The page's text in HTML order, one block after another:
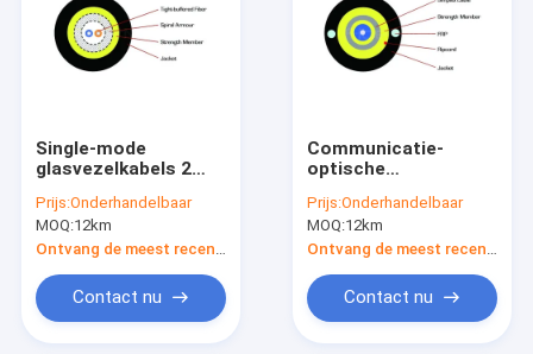
Single-mode
glasvezelkabels 2
basisstation
Prijs:Onderhandelbaar
MOQ:12km
Contact nu
Communicatie-
optische
lichtgewicht 2 kern
ronde drop kabel
Prijs:Onderhandelbaar
MOQ:12km
Contact nu